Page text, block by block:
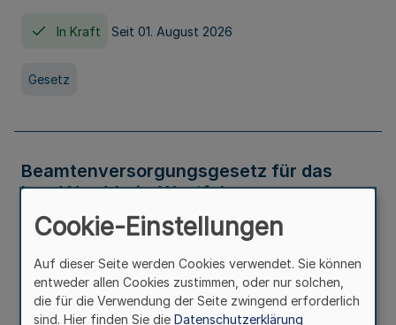
In Kraft Seit 01. August 2026
Gesetz
Beamtenversorgungsgesetz für das
Land Nordrhein-Westfalen
(Landesbeamtenversorgungsgesetz -
LBeamtVG NRW)
In Kraft Seit 01. Juli 2016
Cookie-Einstellungen
Auf dieser Seite werden Cookies verwendet. Sie können
entweder allen Cookies zustimmen, oder nur solchen,
die für die Verwendung der Seite zwingend erforderlich
sind. Hier finden Sie die Datenschutzerklärung